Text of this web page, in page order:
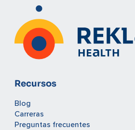
Recursos
Blog
Carreras
Preguntas frecuentes